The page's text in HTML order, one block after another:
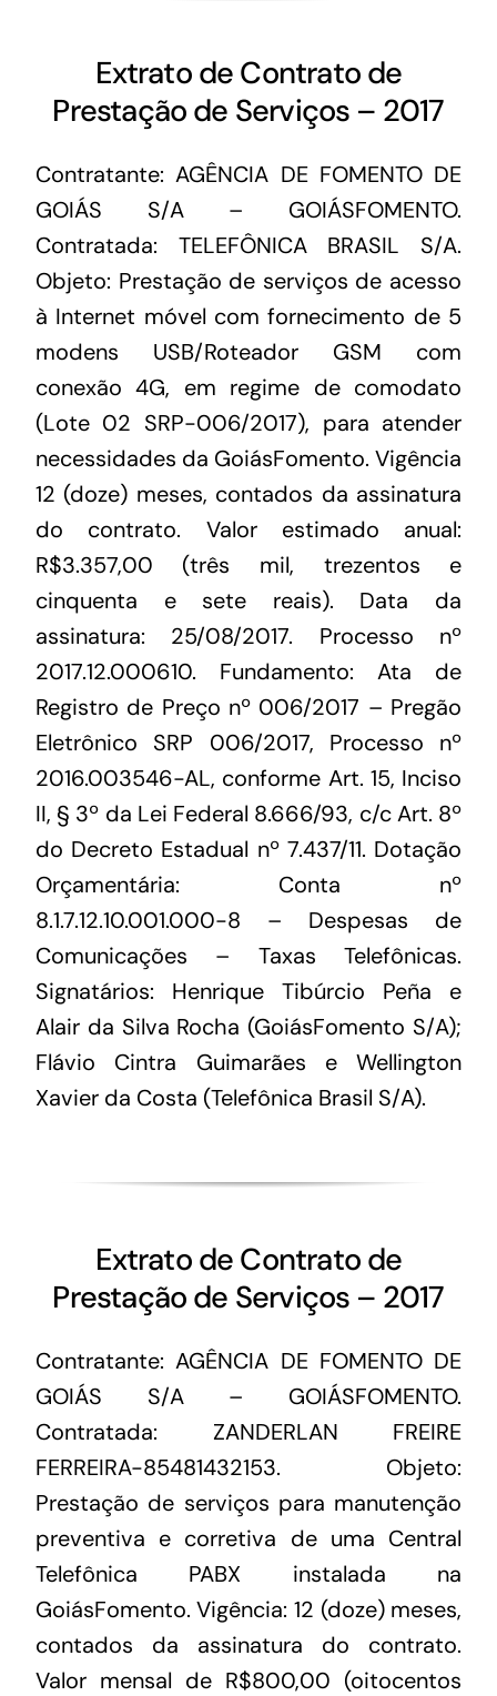
Extrato de Contrato de
Prestação de Serviços – 2017
Contratante: AGÊNCIA DE FOMENTO DE
GOIÁS S/A – GOIÁSFOMENTO.
Contratada: TELEFÔNICA BRASIL S/A.
Objeto: Prestação de serviços de acesso
à Internet móvel com fornecimento de 5
modens USB/Roteador GSM com
conexão 4G, em regime de comodato
(Lote 02 SRP-006/2017), para atender
necessidades da GoiásFomento. Vigência
12 (doze) meses, contados da assinatura
do contrato. Valor estimado anual:
R$3.357,00 (três mil, trezentos e
cinquenta e sete reais). Data da
assinatura: 25/08/2017. Processo nº
2017.12.000610. Fundamento: Ata de
Registro de Preço nº 006/2017 – Pregão
Eletrônico SRP 006/2017, Processo nº
2016.003546-AL, conforme Art. 15, Inciso
II, § 3º da Lei Federal 8.666/93, c/c Art. 8º
do Decreto Estadual nº 7.437/11. Dotação
Orçamentária: Conta nº
8.1.7.12.10.001.000-8 – Despesas de
Comunicações – Taxas Telefônicas.
Signatários: Henrique Tibúrcio Peña e
Alair da Silva Rocha (GoiásFomento S/A);
Flávio Cintra Guimarães e Wellington
Xavier da Costa (Telefônica Brasil S/A).
Extrato de Contrato de
Prestação de Serviços – 2017
Contratante: AGÊNCIA DE FOMENTO DE
GOIÁS S/A – GOIÁSFOMENTO.
Contratada: ZANDERLAN FREIRE
FERREIRA-85481432153. Objeto:
Prestação de serviços para manutenção
preventiva e corretiva de uma Central
Telefônica PABX instalada na
GoiásFomento. Vigência: 12 (doze) meses,
contados da assinatura do contrato.
Valor mensal de R$800,00 (oitocentos